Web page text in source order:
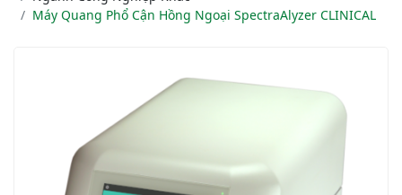
Máy Quang Phổ Cận Hồng Ngoại SpectraAlyzer CLINICAL